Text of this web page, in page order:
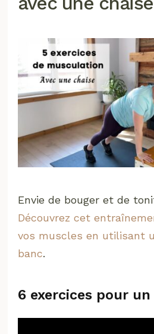
Envie de bouger et de
Découvrez cet
vos muscles en utilisant
banc.
6 exercices pour